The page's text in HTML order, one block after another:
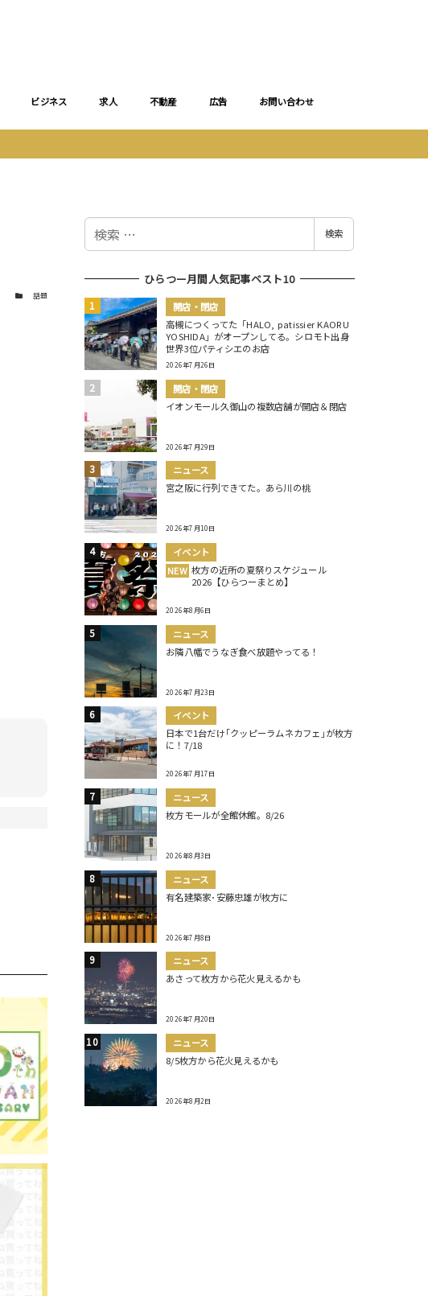
ビジネス 求人 不動産 広告 お問い合わせ
カテゴリー
話題
検
検索
ひらつー月間人気記事ベスト10
開店・閉店
高槻につくってた「HALO, patissier KAORU
YOSHIDA」がオープンしてる。シロモト出身
世界3位パティシエのお店
2026年7月26日
開店・閉店
イオンモール久御山の複数店舗が開店＆閉店
2026年7月29日
ニュース
宮之阪に行列できてた。あら川の桃
2026年7月10日
イベント
NEW 枚方の近所の夏祭りスケジュール
2026【ひらつーまとめ】
2026年8月6日
ニュース
お隣八幡でうなぎ食べ放題やってる！
2026年7月23日
イベント
日本で1台だけ｢クッピーラムネカフェ｣が枚方
に！7/18
2026年7月17日
ニュース
枚方モールが全館休館。8/26
2026年8月3日
ニュース
有名建築家･安藤忠雄が枚方に
2026年7月8日
ニュース
あさって枚方から花火見えるかも
2026年7月20日
ニュース
8/5枚方から花火見えるかも
2026年8月2日